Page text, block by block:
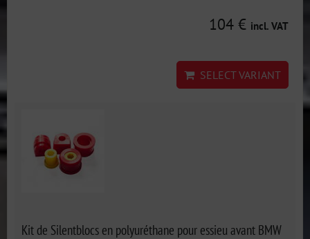
104 € incl. VAT
SELECT VARIANT
Kit de Silentblocs en polyuréthane pour essieu avant BMW